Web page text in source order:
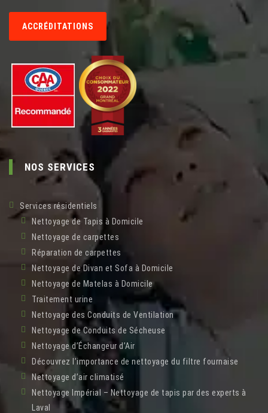
ACCRÉDITATIONS
NOS SERVICES
Services résidentiels
Nettoyage de Tapis à Domicile
Nettoyage de carpettes
Réparation de carpettes
Nettoyage de Divan et Sofa à Domicile
Nettoyage de Matelas à Domicile
Traitement urine
Nettoyage des Conduits de Ventilation
Nettoyage de Conduits de Sécheuse
Nettoyage d’Échangeur d’Air
Découvrez l’importance de nettoyage du filtre fournaise
Nettoyage d’air climatisé
Nettoyage Impérial – Nettoyage de tapis par des experts à
Laval